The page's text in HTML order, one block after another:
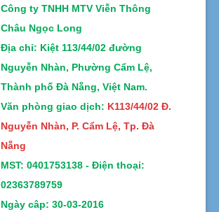
Công ty TNHH MTV Viễn Thông
Châu Ngọc Long
Địa chỉ: Kiệt 113/44/02 đường
Nguyễn Nhàn, Phường Cẩm Lệ,
Thành phố Đà Nẵng, Việt Nam.
Văn phòng giao dịch: K113/44/02 Đ.
Nguyễn Nhàn, P. Cẩm Lệ, Tp. Đà
Nẵng
MST: 0401753138 - Điện thoại:
02363789759
Ngày câp: 30-03-2016